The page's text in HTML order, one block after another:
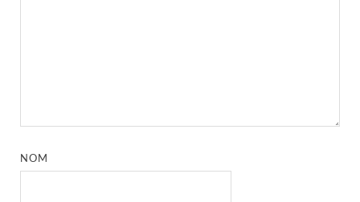
NOM